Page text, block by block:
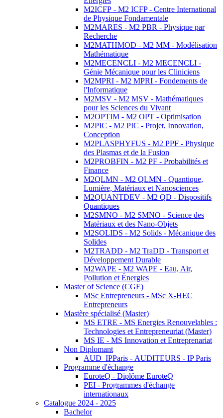
M2ICFP - M2 ICFP - Centre International
de Physique Fondamentale
M2MARES - M2 PBR - Physique par
Recherche
M2MATHMOD - M2 MM - Modélisation
Mathématique
M2MECENCLI - M2 MECENCLI -
Génie Mécanique pour les Cliniciens
M2MPRI - M2 MPRI - Fondements de
l'Informatique
M2MSV - M2 MSV - Mathématiques
pour les Sciences du Vivant
M2OPTIM - M2 OPT - Optimisation
M2PIC - M2 PIC - Projet, Innovation,
Conception
M2PLASPHYFUS - M2 PPF - Physique
des Plasmas et de la Fusion
M2PROBFIN - M2 PF - Probabilités et
Finance
M2QLMN - M2 QLMN - Quantique,
Lumière, Matériaux et Nanosciences
M2QUANTDEV - M2 QD - Dispositifs
Quantiques
M2SMNO - M2 SMNO - Science des
Matériaux et des Nano-Objets
M2SOLIDS - M2 Solids - Mécanique des
Solides
M2TRADD - M2 TraDD - Transport et
Développement Durable
M2WAPE - M2 WAPE - Eau, Air,
Pollution et Énergies
Master of Science (CGE)
MSc Entrepreneurs - MSc X-HEC
Entrepreneurs
Mastère spécialisé (Master)
MS ETRE - MS Energies Renouvelables :
Technologies et Entrepreneuriat (Master)
MS IE - MS Innovation et Entreprenariat
Non Diplomant
AUD_IPParis - AUDITEURS - IP Paris
Programme d'échange
EuroteQ - Diplôme EuroteQ
PEI - Programmes d'échange
internationaux
Catalogue 2024 - 2025
Bachelor